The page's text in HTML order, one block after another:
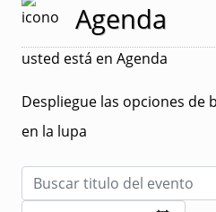
Agenda
usted está en Agenda
Despliegue las opciones de
en la lupa